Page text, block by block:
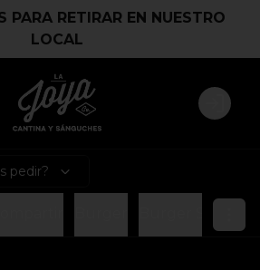
PARA RETIRAR EN NUESTRO
LOCAL
Login
pedir?